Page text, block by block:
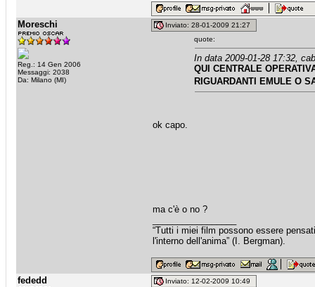
Moreschi
Reg.: 14 Gen 2006
Messaggi: 2038
Da: Milano (MI)
Inviato: 28-01-2009 21:27
quote:
In data 2009-01-28 17:32,
QUI CENTRALE
RIGUARDANTI EMULE O
ok capo.
ma c'è o no ?
“Tutti i miei film possono essere
l'interno dell'anima” (I. Bergman).
fededd Inviato: 12-02-2009 10:49